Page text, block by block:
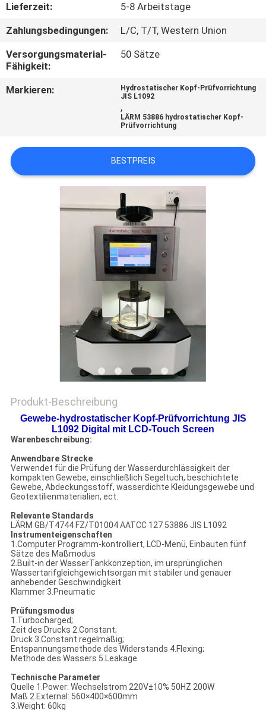
MIT
UNS
IN
VERBINDUNG
FORDERN
SIE EIN
PRIVACY
Lieferzeit:
5-8 Arbeitstage
Zahlungsbedingungen:
L/C, T/T, Western Union
Versorgungsmaterial-
Fähigkeit:
50 Sätze
Markieren:
Hydrostatischer Kopf-Prüfvorrichtung
JIS L1092
,
LÄRM 53886 hydrostatischer Kopf-
Prüfvorrichtung
BESTPREIS
Produkt-Beschreibung
Gewebe-hydrostatischer Kopf-Prüfvorrichtung JIS
L1092 Digital mit LCD-Touch Screen
Warenbeschreibung:
Anwendbare Strecke
Verwendet für die Prüfung der Wasserdurchlässigkeit der
kompakten Gewebe, einschließlich Segeltuch, beschichtete
Gewebe, Abdeckungsstoff, wasserdichte Kleidungsgewebe und
Geotextilienmaterialien, ect.
Relevante Standards
LÄRM GB/T4744 FZ/T01004 AATCC 127 53886 JIS L1092
Instrumenteigenschaften
1.Computer Programm-kontrolliert, LCD-Menü, Einbauten fünf
Sätze des Maßmodus
2.Built-in der WasserTankkonzeption, im ursprünglichen
Wassertarifgleichgewichtsorgan mit stabiler und genauer
anhebender Geschwindigkeit
Klammer 3.Pneumatic
Prüfungsmodus
1.Turbocharged;
Zeit des Drucks 2.Constant;
Druck 3.Constant regelmäßig;
Entspannungsmethode des Widerstands 4.Flexing;
Methode des Wassers 5.Leakage
Technische Parameter
Quelle 1.Power: Wechselstrom 220V±10% 50HZ 200W
Maß 2.External: 560×400×600mm
3.Weight: 60kg